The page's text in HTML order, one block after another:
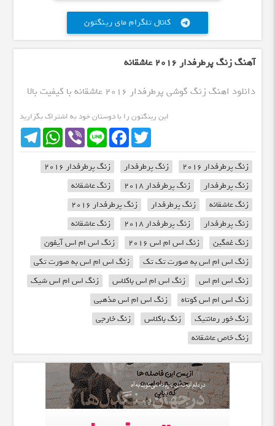
کانال تلگرام مای رینگتون telegram
آهنگ زنگ پرطرفدار ۲۰۱۶ عاشقانه
دانلود اهنگ زنگ گوشی پرطرفدار ۲۰۱۶ عاشقانه با کیفیت بالا
این رینگتون را با دوستان خود به اشتراک بگزارید
TelegramWhatsApp Viber Line
FacebookTwitter
زنگ پرطرفدار 2016 زنگ پرطرفدار
زنگ پرطرفدار 2016
زنگ پرطرفدار
زنگ پرطرفدار 2018
زنگ عاشقانه
زنگ عاشقانه
زنگ پرطرفدار
زنگ پرطرفدار 2016
زنگ پرطرفدار
زنگ پرطرفدار 2018
زنگ عاشقانه
زنگ غمگین
زنگ اس ام اس 2016
زنگ اس ام اس آیفون
زنگ اس ام اس به صورت تک تک
زنگ اس ام اس به صورت تکی
زنگ اس ام اس
زنگ اس ام اس باکلاس
زنگ اس ام اس شیک
زنگ اس ام اس کوتاه
زنگ اس ام اس مذهبی
زنگ خور رمانتیک
زنگ باکلاس
زنگ خارجی
زنگ خاص عاشقانه